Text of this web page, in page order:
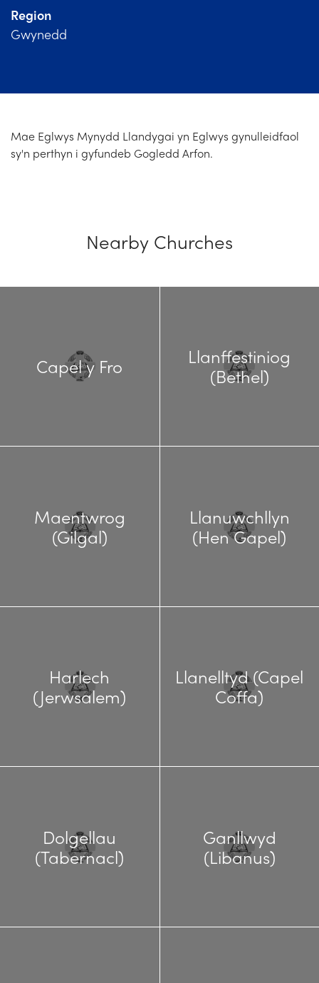
Region
Gwynedd
Mae Eglwys Mynydd Llandygai yn Eglwys gynulleidfaol
sy'n perthyn i gyfundeb Gogledd Arfon.
Nearby Churches
Capel y Fro
Llanffestiniog
(Bethel)
Maentwrog
(Gilgal)
Llanuwchllyn
(Hen Gapel)
Harlech
(Jerwsalem)
Llanelltyd (Capel
Coffa)
Dolgellau
(Tabernacl)
Ganllwyd
(Libanus)